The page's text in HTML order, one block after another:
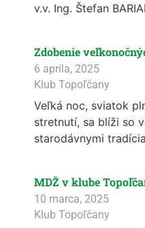
v.v. Ing. Štefan
Zdobenie
6 apríla, 2025
Klub Topoľčany
Veľká noc, sviatok
stretnutí, sa blíži so
starodávnymi
MDŽ v klube
10 marca, 2025
Klub Topoľčany